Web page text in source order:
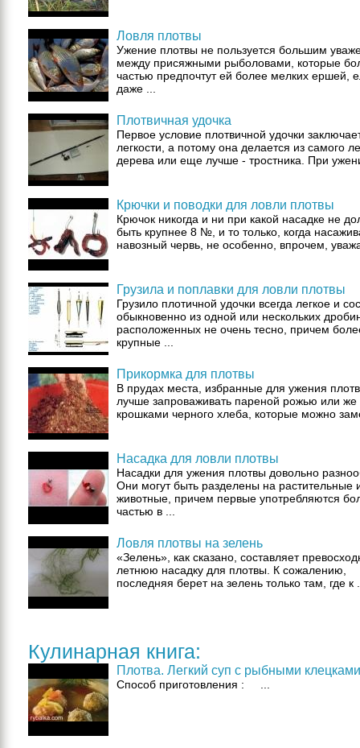
Ловля плотвы
Ужение плотвы не пользуется большим
между присяжными рыболовами, которые
частью предпочтут ей более мелких ершей,
даже ...
Плотвичная удочка
Первое условие плотвичной удочки
легкости, а потому она делается из самого
дерева или еще лучше - тростника. При
Крючки и поводки для ловли плотвы
Крючок никогда и ни при какой насадке не
быть крупнее 8 №, и то только, когда
навозный червь, не особенно, впрочем,
Грузила и поплавки для ловли плотвы
Грузило плотичной удочки всегда легкое и
обыкновенно из одной или нескольких
расположенных не очень тесно, причем
крупные ...
Прикормка для плотвы
В прудах места, избранные для ужения
лучше запроваживать пареной рожью или же
крошками черного хлеба, которые можно
Насадка для ловли плотвы
Насадки для ужения плотвы довольно
Они могут быть разделены на растительные
животные, причем первые употребляются
частью в ...
Ловля плотвы на зелень
«Зелень», как сказано, составляет
летнюю насадку для плотвы. К сожалению,
последняя берет на зелень только там, где к
Кулинарная книга:
Плотва. Легкий суп с рыбными
Способ приготовления : ...